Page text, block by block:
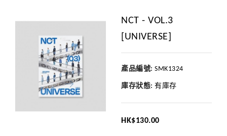
NCT - VOL.3
[UNIVERSE]
產品編號: SMK1324
庫存狀態: 有庫存
HK$130.00